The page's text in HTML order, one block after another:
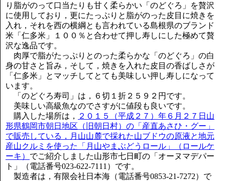
り脂がのって口当たりも甘く柔らかい「のどぐろ」を贅沢
に使用しており，更にたっぷりと脂がのった皮目に焼きを
入れ，それを西の横綱とも言われている島根県のブランド
米「仁多米」１００％と合わせて押し寿しにした極めて贅
沢な逸品です。
肉厚で脂がたっぷりとのった柔らかな「のどぐろ」の白
身の甘さと旨み，そして，焼きを入れた皮目の香ばしさが
「仁多米」とマッチしてとても美味しい押し寿しになって
います。
「のどぐろ寿司」は，６切１折２５９２円です。
美味しい高級魚なのでさすがに値段も良いです。
購入した場所は，
２０１５（平成２７）年６月２７日山
形県鶴岡市朝日地区（旧朝日村）の「産直あさひ・グー」
で販売している，月山山麓で採れた山ブドウの原液と地元
産山クルミを使った「月山やまぶどうロール」（ロールケ
ーキ） でご紹介しました山形市七日町の「オーヌマデパー
ト」（電話番号023-622-7111）です。
製造者は，有限会社日本海（電話番号0853-21-7272）で